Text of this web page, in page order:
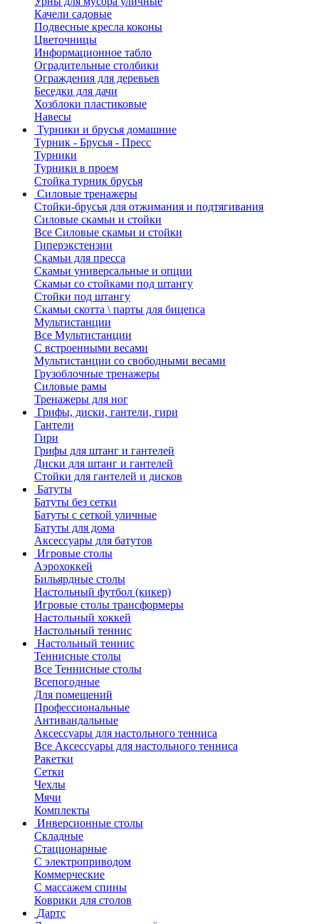
Качели садовые
Подвесные кресла коконы
Цветочницы
Информационное табло
Оградительные столбики
Ограждения для деревьев
Беседки для дачи
Хозблоки пластиковые
Навесы
Турники и брусья домашние
Турник - Брусья - Пресс
Турники
Турники в проем
Стойка турник брусья
Силовые тренажеры
Стойки-брусья для отжимания и подтягивания
Силовые скамьи и стойки
Все Силовые скамьи и стойки
Гиперэкстензии
Скамьи для пресса
Скамьи универсальные и опции
Скамьи со стойками под штангу
Стойки под штангу
Скамьи скотта \ парты для бицепса
Мультистанции
Все Мультистанции
С встроенными весами
Мультистанции со свободными весами
Грузоблочные тренажеры
Силовые рамы
Тренажеры для ног
Грифы, диски, гантели, гири
Гантели
Гири
Грифы для штанг и гантелей
Диски для штанг и гантелей
Стойки для гантелей и дисков
Батуты
Батуты без сетки
Батуты с сеткой уличные
Батуты для дома
Аксессуары для батутов
Игровые столы
Аэрохоккей
Бильярдные столы
Настольный футбол (кикер)
Игровые столы трансформеры
Настольный хоккей
Настольный теннис
Настольный теннис
Теннисные столы
Все Теннисные столы
Всепогодные
Для помещений
Профессиональные
Антивандальные
Аксессуары для настольного тенниса
Все Аксессуары для настольного тенниса
Ракетки
Сетки
Чехлы
Мячи
Комплекты
Инверсионные столы
Складные
Стационарные
С электроприводом
Коммерческие
С массажем спины
Коврики для столов
Дартс